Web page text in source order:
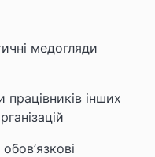
медогляди
працівників інших